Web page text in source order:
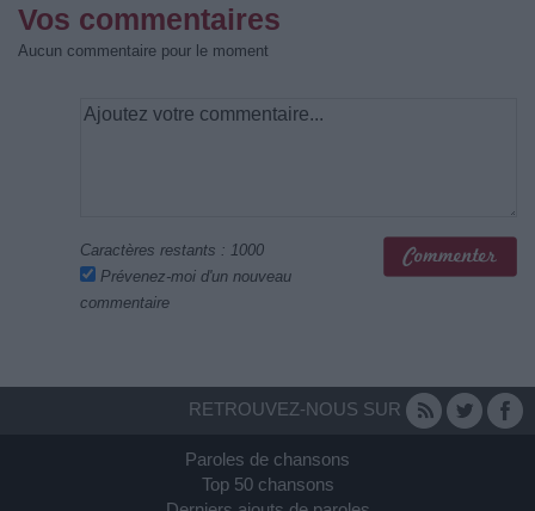
Vos commentaires
Aucun commentaire pour le moment
Caractères restants : 1000
Prévenez-moi d'un nouveau
commentaire
RETROUVEZ-NOUS SUR
Paroles de chansons
Top 50 chansons